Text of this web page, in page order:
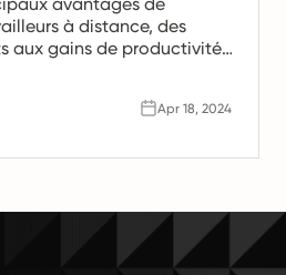
à distance, des
aux gains de productivité.
Apr 18, 2024